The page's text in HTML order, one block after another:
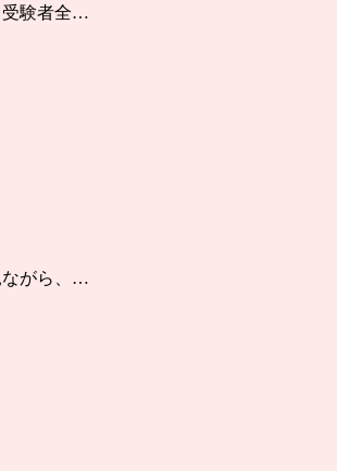
受験者全…
ながら、…